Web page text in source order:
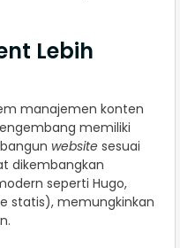
Lebih
manajemen konten
memiliki
website sesuai
dikembangkan
seperti Hugo,
statis), memungkinkan